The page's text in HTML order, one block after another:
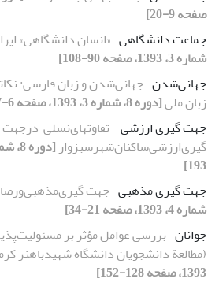
صفحه 9-20]
جماعت دانشگاهی «انسان دانشگاهی»
شماره 3، 1393، صفحه 90-108]
جهانی‌شدن جهانی‌شدن و زبان فارسی:
زبان ملی[دوره 8، شماره 3، 1393، صفحه 6-27]
جهت گیری ارزشی ‌ تفاوتهای‌نسلی‌ ‌ در‌جهت
گیری‌ارزشی‌ساکنان‌شهر‌سبزوار‌
193]
جهت گیری مذهبی جهت
شماره 4، 1393، صفحه 21-34]
جوانان بررسی عوامل مؤثر بر
(مطالعة دانشجویان دانشگاه شهیدباهنر
1393، صفحه 128-152]